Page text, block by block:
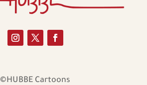
©HUBBE Cartoons